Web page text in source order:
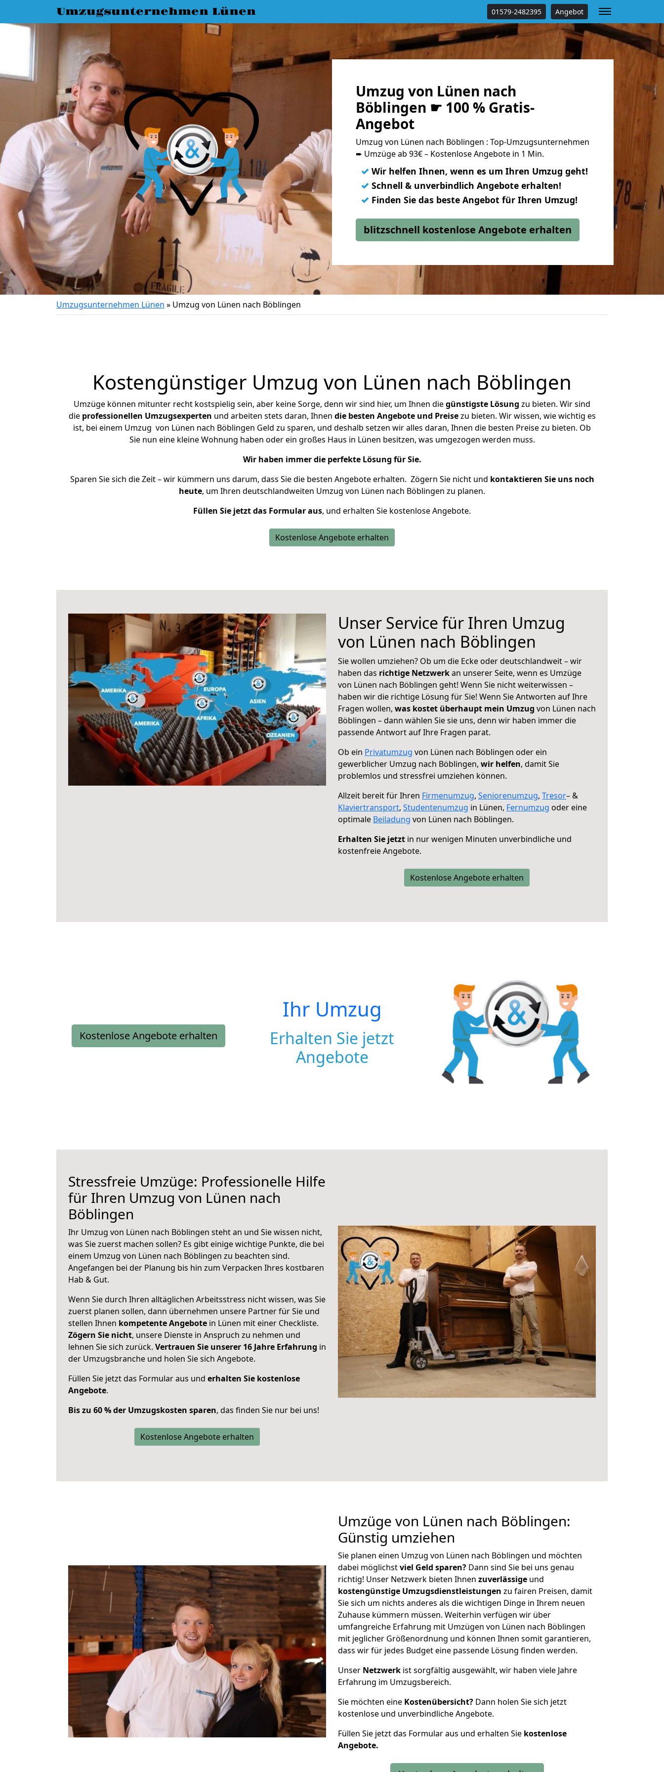
Umzugsunternehmen Lünen 01579-2482395 Angebot
Umzug von Lünen nach
Böblingen ☛ 100 % Gratis-
Angebot
Umzug von Lünen nach Böblingen : Top-Umzugsunternehmen
➨ Umzüge ab 93€ – Kostenlose Angebote in 1 Min.
✓ Wir helfen Ihnen, wenn es um Ihren Umzug geht!
✓ Schnell & unverbindlich Angebote erhalten!
✓ Finden Sie das beste Angebot für Ihren Umzug!
blitzschnell kostenlose Angebote erhalten
Umzugsunternehmen Lünen » Umzug von Lünen nach Böblingen
Kostengünstiger Umzug von Lünen nach Böblingen
Umzüge können mitunter recht kostspielig sein, aber keine Sorge, denn wir sind hier, um Ihnen diegünstigste Lösung zu bieten. Wir sind
die professionellen Umzugsexperten und arbeiten stets daran, Ihnen die besten Angebote und Preisezu bieten. Wir wissen, wie wichtig es
ist, bei einem Umzug von Lünen nach Böblingen Geld zu sparen, und deshalb setzen wir alles daran, Ihnen die besten Preise zu bieten. Ob
Sie nun eine kleine Wohnung haben oder ein großes Haus in Lünen besitzen, was umgezogen werden muss.
Wir haben immer die perfekte Lösung für Sie.
Sparen Sie sich die Zeit – wir kümmern uns darum, dass Sie die besten Angebote erhalten. Zögern Sie nicht und kontaktieren Sie uns noch
heute, um Ihren deutschlandweiten Umzug von Lünen nach Böblingen zu planen.
Füllen Sie jetzt das Formular aus, und erhalten Sie kostenlose Angebote.
Kostenlose Angebote erhalten
Unser Service für Ihren Umzug
von Lünen nach Böblingen
Sie wollen umziehen? Ob um die Ecke oder deutschlandweit – wir
haben das richtige Netzwerkan unserer Seite, wenn es Umzüge
von Lünen nach Böblingen geht! Wenn Sie nicht weiterwissen –
haben wir die richtige Lösung für Sie! Wenn Sie Antworten auf Ihre
Fragen wollen, was kostet überhaupt mein Umzug von Lünen nach
Böblingen – dann wählen Sie sie uns, denn wir haben immer die
passende Antwort auf Ihre Fragen parat.
Ob ein Privatumzug von Lünen nach Böblingen oder ein
gewerblicher Umzug nach Böblingen, wir helfen, damit Sie
problemlos und stressfrei umziehen können.
Allzeit bereit für Ihren Firmenumzug, Seniorenumzug, Tresor– &
Klaviertransport, Studentenumzug in Lünen, Fernumzug oder eine
optimale Beiladung von Lünen nach Böblingen.
Erhalten Sie jetzt in nur wenigen Minuten unverbindliche und
kostenfreie Angebote.
Kostenlose Angebote erhalten
Kostenlose Angebote erhalten
Ihr Umzug
Erhalten Sie jetzt
Angebote
Stressfreie Umzüge: Professionelle Hilfe
für Ihren Umzug von Lünen nach
Böblingen
Ihr Umzug von Lünen nach Böblingen steht an und Sie wissen nicht,
was Sie zuerst machen sollen? Es gibt einige wichtige Punkte, die bei
einem Umzug von Lünen nach Böblingen zu beachten sind.
Angefangen bei der Planung bis hin zum Verpacken Ihres kostbaren
Hab & Gut.
Wenn Sie durch Ihren alltäglichen Arbeitsstress nicht wissen, was Sie
zuerst planen sollen, dann übernehmen unsere Partner für Sie und
stellen Ihnen kompetente Angebote in Lünen mit einer Checkliste.
Zögern Sie nicht, unsere Dienste in Anspruch zu nehmen und
lehnen Sie sich zurück. Vertrauen Sie unserer 16 Jahre Erfahrung in
der Umzugsbranche und holen Sie sich Angebote.
Füllen Sie jetzt das Formular aus und erhalten Sie kostenlose
Angebote.
Bis zu 60 % der Umzugskosten sparen, das finden Sie nur bei uns!
Kostenlose Angebote erhalten
Umzüge von Lünen nach Böblingen:
Günstig umziehen
Sie planen einen Umzug von Lünen nach Böblingen und möchten
dabei möglichstviel Geld sparen? Dann sind Sie bei uns genau
richtig! Unser Netzwerk bieten Ihnen zuverlässige und
kostengünstige Umzugsdienstleistungen zu fairen Preisen, damit
Sie sich um nichts anderes als die wichtigen Dinge in Ihrem neuen
Zuhause kümmern müssen. Weiterhin verfügen wir über
umfangreiche Erfahrung mit Umzügen von Lünen nach Böblingen
mit jeglicher Größenordnung und können Ihnen somit garantieren,
dass wir für jedes Budget eine passende Lösung finden werden.
Unser Netzwerk ist sorgfältig ausgewählt, wir haben viele Jahre
Erfahrung im Umzugsbereich.
Sie möchten eine Kostenübersicht? Dann holen Sie sich jetzt
kostenlose und unverbindliche Angebote.
Füllen Sie jetzt das Formular aus und erhalten Sie kostenlose
Angebote.